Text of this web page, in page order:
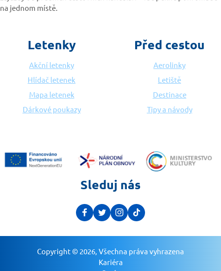
na jednom místě.
Letenky
Akční letenky
Hlídač letenek
Mapa letenek
Dárkové poukazy
Před cestou
Aerolinky
Letiště
Destinace
Tipy a návody
Sleduj nás
Copyright © 2026, Všechna práva vyhrazena
Kariéra